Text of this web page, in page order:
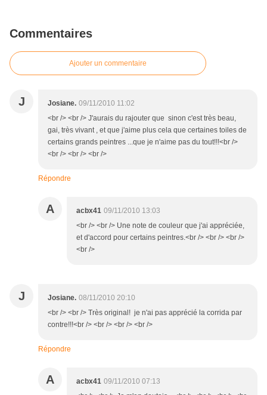
Commentaires
Ajouter un commentaire
J Josiane. 09/11/2010 11:02
<br /> <br /> J'aurais du rajouter que sinon c'est très beau,
gai, très vivant , et que j'aime plus cela que certaines toiles de
certains grands peintres ...que je n'aime pas du tout!!!<br />
<br /> <br /> <br />
Répondre
A acbx41 09/11/2010 13:03
<br /> <br /> Une note de couleur que j'ai appréciée,
et d'accord pour certains peintres.<br /> <br /> <br />
<br />
J Josiane. 08/11/2010 20:10
<br /> <br /> Très original! je n'ai pas apprécié la corrida par
contre!!!<br /> <br /> <br /> <br />
Répondre
A acbx41 09/11/2010 07:13